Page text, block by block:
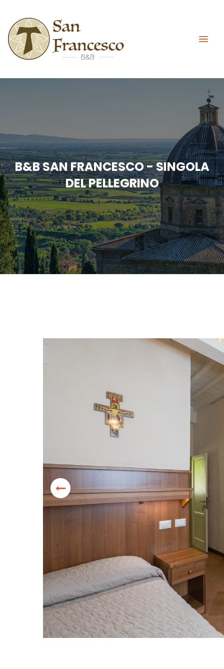
B&B SAN FRANCESCO - SINGOLA
DEL PELLEGRINO